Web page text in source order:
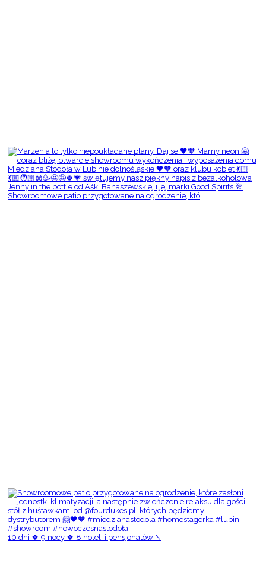
Showroomowe patio przygotowane na ogrodzenie, któ
10 dni 🍀 9 nocy 🍀 8 hoteli i pensjonatów N